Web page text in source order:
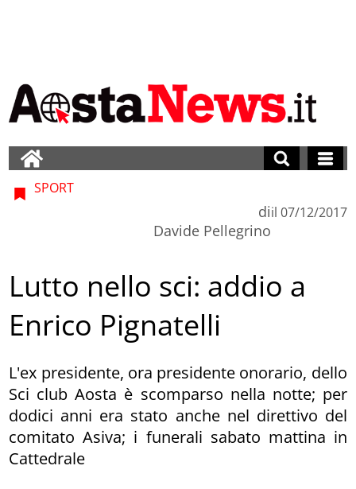
SPORT
di
Davide Pellegrino
il 07/12/2017
Lutto nello sci: addio a
Enrico Pignatelli
L'ex presidente, ora presidente onorario, dello
Sci club Aosta è scomparso nella notte; per
dodici anni era stato anche nel direttivo del
comitato Asiva; i funerali sabato mattina in
Cattedrale